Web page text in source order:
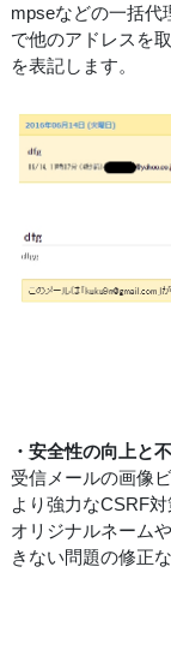
mpseなどの一括代
で他のアドレスを
を表記します。
・安全性の向上と
受信メールの画像
より強力なCSRF対
オリジナルネーム
きない問題の修正